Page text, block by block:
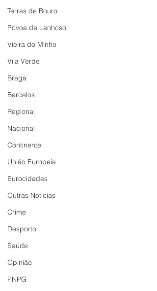
Terras de Bouro
Póvoa de Lanhoso
Vieira do Minho
Vila Verde
Braga
Barcelos
Regional
Nacional
Continente
União Europeia
Eurocidades
Outras Notícias
Crime
Desporto
Saúde
Opinião
PNPG